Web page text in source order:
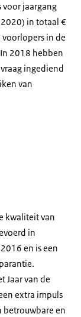
jaargang
in totaal €
in de
2018 hebben
ingediend
van
kwaliteit van
in
en is een
Jaar van de
extra impuls
betrouwbare en